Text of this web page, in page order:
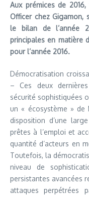
Aux prémices de
Officer chez Gigamon,
le bilan de l’année
principales en matière
pour l’année 2016.
Démocratisation
– Ces deux
sécurité sophistiquées
un « écosystème »
disposition d’une
prêtes à l’emploi et
quantité d’acteurs en
Toutefois, la
niveau de
persistantes avancées
attaques perpétrées